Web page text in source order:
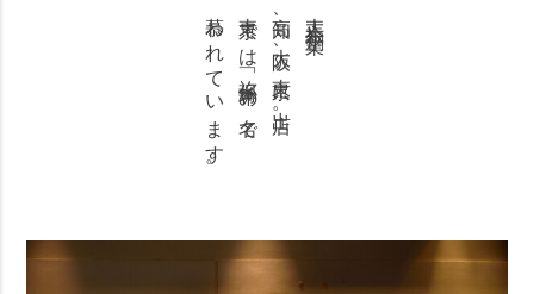
大正六年創業。
高知、大阪、東京に出店。
東京では「祢保希」の名で
慕われています。